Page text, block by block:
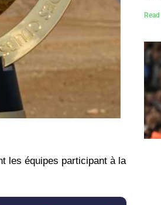
les équipes participant à la